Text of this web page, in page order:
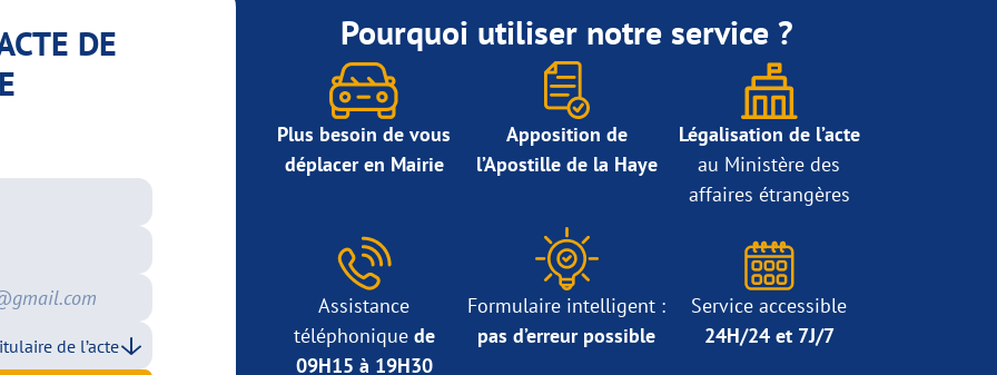
DE
Pourquoi utiliser notre service ?
Plus besoin de vous
déplacer en Mairie
Apposition de
l’Apostille de la Haye
Légalisation de l’acte
au Ministère des
affaires étrangères
Assistance
téléphonique de
09H15 à 19H30
Formulaire intelligent :
pas d’erreur possible
Service accessible
24H/24 et 7J/7